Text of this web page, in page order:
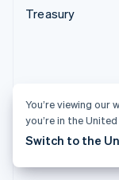
Treasury
You’re viewing
you’re in the
Switch to the